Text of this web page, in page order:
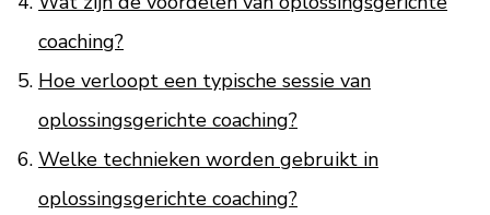
coaching?
Hoe verloopt een typische sessie van
oplossingsgerichte coaching?
Welke technieken worden gebruikt in
oplossingsgerichte coaching?